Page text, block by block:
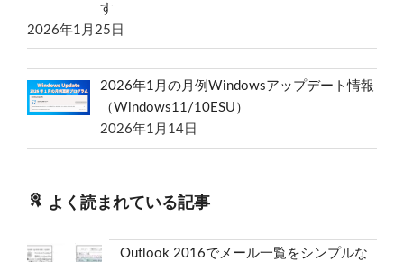
す
2026年1月25日
2026年1月の月例Windowsアップデート情報
（Windows11/10ESU）
2026年1月14日
よく読まれている記事
Outlook 2016でメール一覧をシンプルな